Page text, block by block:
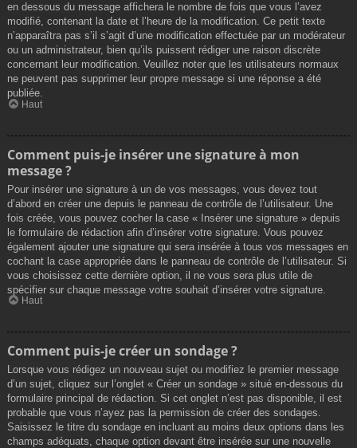
en dessous du message affichera le nombre de fois que vous l’avez
modifié, contenant la date et l’heure de la modification. Ce petit texte
n’apparaîtra pas s’il s’agit d’une modification effectuée par un modérateur
ou un administrateur, bien qu’ils puissent rédiger une raison discrète
concernant leur modification. Veuillez noter que les utilisateurs normaux
ne peuvent pas supprimer leur propre message si une réponse a été
publiée.
Haut
Comment puis-je insérer une signature à mon
message ?
Pour insérer une signature à un de vos messages, vous devez tout
d’abord en créer une depuis le panneau de contrôle de l’utilisateur. Une
fois créée, vous pouvez cocher la case « Insérer une signature » depuis
le formulaire de rédaction afin d’insérer votre signature. Vous pouvez
également ajouter une signature qui sera insérée à tous vos messages en
cochant la case appropriée dans le panneau de contrôle de l’utilisateur. Si
vous choisissez cette dernière option, il ne vous sera plus utile de
spécifier sur chaque message votre souhait d’insérer votre signature.
Haut
Comment puis-je créer un sondage ?
Lorsque vous rédigez un nouveau sujet ou modifiez le premier message
d’un sujet, cliquez sur l’onglet « Créer un sondage » situé en-dessous du
formulaire principal de rédaction. Si cet onglet n’est pas disponible, il est
probable que vous n’ayez pas la permission de créer des sondages.
Saisissez le titre du sondage en incluant au moins deux options dans les
champs adéquats, chaque option devant être insérée sur une nouvelle